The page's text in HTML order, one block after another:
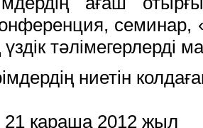
семинар,
тәлімегерлерді
ниетін
21 қараша 2012 жыл